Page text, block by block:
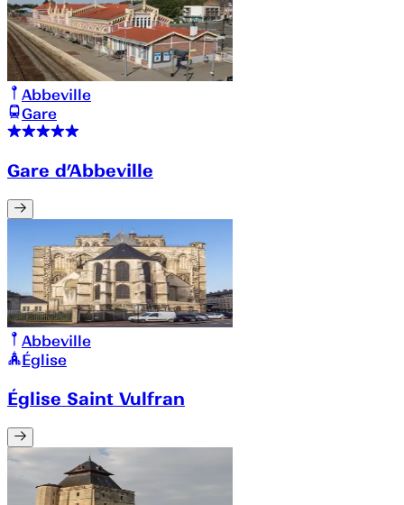
Abbeville
Gare
Gare d’Abbeville
Abbeville
Église
Église Saint Vulfran